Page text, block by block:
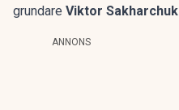
grundare Viktor Sakharchuk
ANNONS